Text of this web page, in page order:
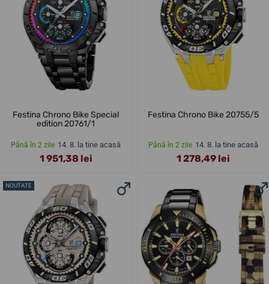
Festina Chrono Bike Special
edition 20761/1
Până în 2 zile 14. 8. la tine acasă
1 951,38 lei
Festina Chrono Bike 20755/5
Până în 2 zile 14. 8. la tine acasă
1 278,49 lei
NOUTATE